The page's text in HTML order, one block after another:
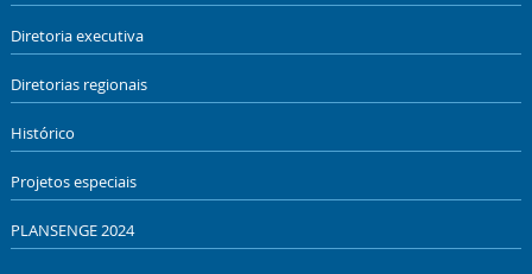
Diretoria executiva
Diretorias regionais
Histórico
Projetos especiais
PLANSENGE 2024